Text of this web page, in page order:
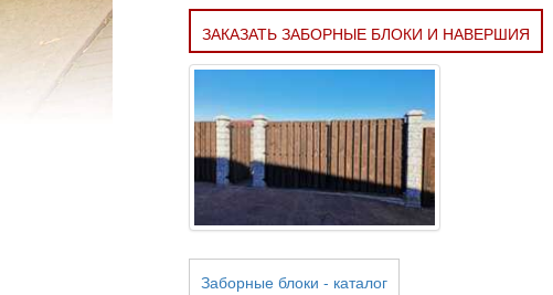
ЗАКАЗАТЬ ЗАБОРНЫЕ БЛОКИ И НАВЕРШИЯ
Заборные блоки - каталог